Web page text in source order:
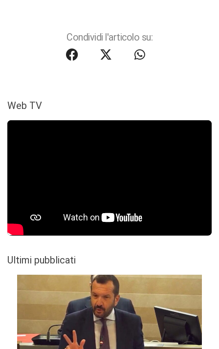
Condividi l'articolo su:
Web TV
Ultimi pubblicati